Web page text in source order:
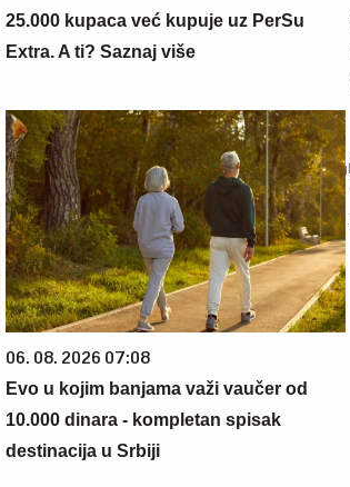
25.000 kupaca već kupuje uz PerSu
Extra. A ti? Saznaj više
06. 08. 2026 07:08
Evo u kojim banjama važi vaučer od
10.000 dinara - kompletan spisak
destinacija u Srbiji